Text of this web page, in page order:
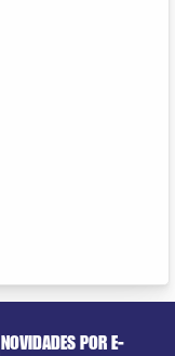
NOVIDADES POR E-